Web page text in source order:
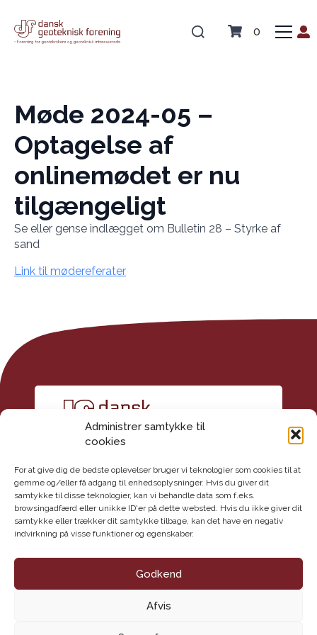
Administrer samtykke til
cookies
For at give dig de bedste oplevelser bruger vi teknologier som cookies til at
gemme og/eller få adgang til enhedsoplysninger. Hvis du giver dit
samtykke til disse teknologier, kan vi behandle data som f.eks.
browsingadfærd eller unikke ID'er på dette websted. Hvis du ikke giver dit
samtykke eller trækker dit samtykke tilbage, kan det have en negativ
indvirkning på visse funktioner og egenskaber.
Godkend
Afvis
0
Møde 2024-05 –
Optagelse af
onlinemødet er nu
tilgængeligt
Se eller gense indlægget om Bulletin 28 – Styrke af
sand
Link til mødereferater
Kontakt
Dansk Geoteknisk Forening
Maglebjergvej 1
E-mail: info@danskgeotekniskforening.dk
CVR-nr.: 62 16 09 18